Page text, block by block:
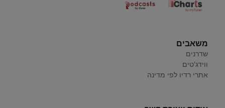
משאבים
שדרנים
ווידג'טים
אתרי רדיו לפי מדינה